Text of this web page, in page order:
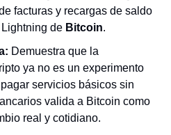
facturas y recargas de saldo
de Bitcoin.
Demuestra que la
ya no es un experimento
servicios básicos sin
valida a Bitcoin como
real y cotidiano.